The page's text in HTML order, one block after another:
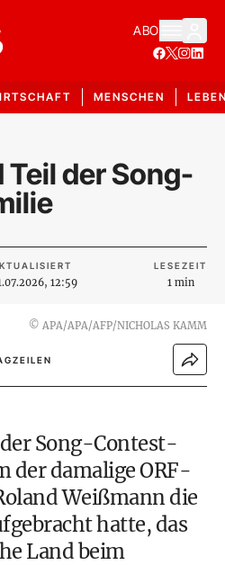
ABO
MENSCHEN
der Song-
12:59
LESEZEIT
1 min
© APA/APA/AFP/NICHOLAS KAMM
Song-Contest-
der damalige ORF-
Weißmann die
hatte, das
Land beim